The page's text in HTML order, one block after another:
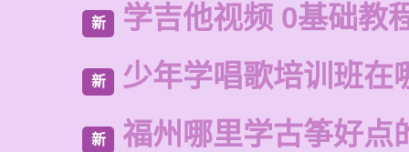
新 学吉他视频 0基础教
新 少年学唱歌培训班在
新 福州哪里学古筝好点